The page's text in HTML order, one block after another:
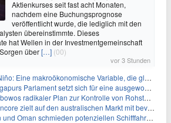
Aktienkurses seit fast acht Monaten,
nachdem eine Buchungsprognose
veröffentlicht wurde, die lediglich mit den
übereinstimmte. Dieses
hat Wellen in der Investmentgemeinschaft
über[…] (00)
vor 3 Stunden
Eine makroökonomische Variable, die globale Wirtschaftslandschaften umgestaltet
Parlament setzt sich für eine ausgewogene wirtschaftliche Zukunft ein
radikaler Plan zur Kontrolle von Rohstoffexporten steht vor konkurrierenden Visionen
zielt auf den australischen Markt mit bevorstehendem Sekundärlisting
Oman schmieden potenziellen Schifffahrtsvertrag im Hormuskanal